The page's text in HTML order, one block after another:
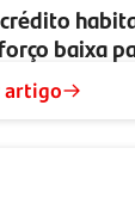
baixa
artigo